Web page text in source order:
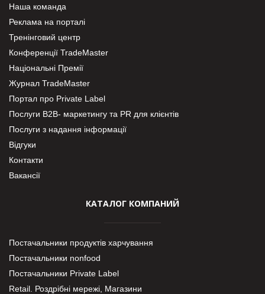
Наша команда
Реклама на порталі
Тренінговий центр
Конференції TradeMaster
Національні Премії
Журнал TradeMaster
Портал про Private Label
Послуги В2В- маркетингу та PR для клієнтів
Послуги з надання інформації
Відгуки
Контакти
Вакансії
КАТАЛОГ КОМПАНИЙ
Постачальники продуктів харчування
Постачальники nonfood
Постачальники Private Label
Retail. Роздрібні мережі, Магазини